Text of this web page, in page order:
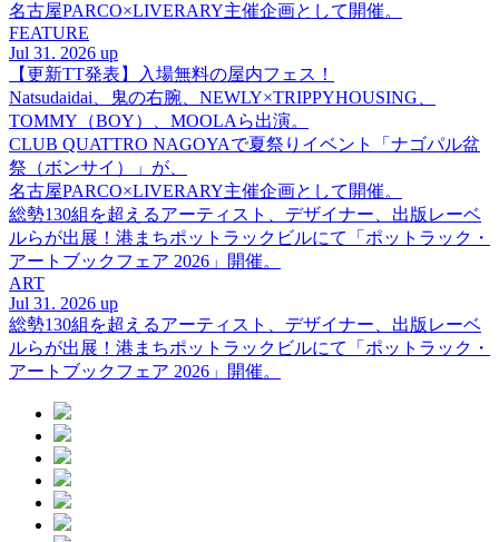
名古屋PARCO×LIVERARY主催企画として開催。
FEATURE
Jul 31. 2026 up
【更新TT発表】入場無料の屋内フェス！
Natsudaidai、鬼の右腕、NEWLY×TRIPPYHOUSING、
TOMMY（BOY）、MOOLAら出演。
CLUB QUATTRO NAGOYAで夏祭りイベント「ナゴパル盆
祭（ボンサイ）」が、
名古屋PARCO×LIVERARY主催企画として開催。
総勢130組を超えるアーティスト、デザイナー、出版レーベ
ルらが出展！港まちポットラックビルにて「ポットラック・
アートブックフェア 2026」開催。
ART
Jul 31. 2026 up
総勢130組を超えるアーティスト、デザイナー、出版レーベ
ルらが出展！港まちポットラックビルにて「ポットラック・
アートブックフェア 2026」開催。